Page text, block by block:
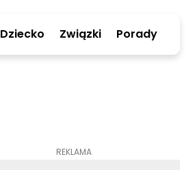
Dziecko Związki Porady
REKLAMA